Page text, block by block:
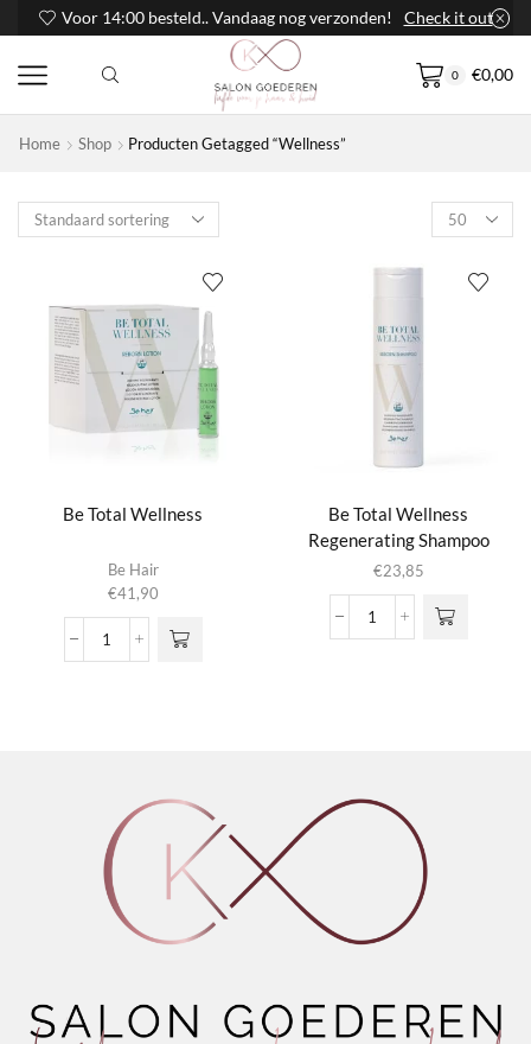
Voor 14:00 besteld.. Vandaag nog verzonden! Check it out
0 €0,00
Home Shop Producten Getagged “Wellness”
Products
per
Be Total Wellness
Be Hair
€41,90
Be
Be Total Wellness
Regenerating Shampoo
€23,85
Be